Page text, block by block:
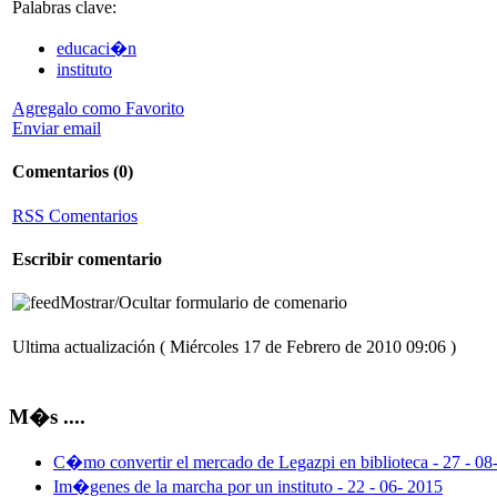
Palabras clave:
educaci�n
instituto
Agregalo como Favorito
Enviar email
Comentarios (0)
RSS Comentarios
Escribir comentario
Mostrar/Ocultar formulario de comenario
Ultima actualización ( Miércoles 17 de Febrero de 2010 09:06 )
M�s ....
C�mo convertir el mercado de Legazpi en biblioteca - 27 -
Im�genes de la marcha por un instituto - 22 - 06- 2015